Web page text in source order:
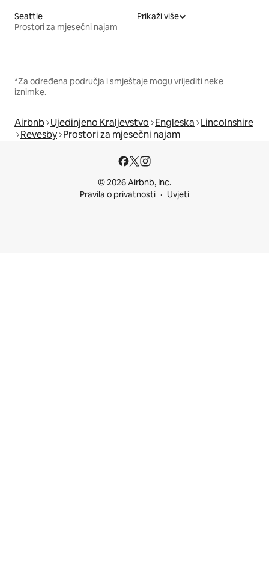
Seattle
Prostori za mjesečni najam
Prikaži više
*Za određena područja i smještaje mogu vrijediti neke
iznimke.
Airbnb Ujedinjeno Kraljevstvo Engleska Lincolnshire
Revesby Prostori za mjesečni najam
© 2026 Airbnb, Inc.
Pravila o privatnosti
Uvjeti